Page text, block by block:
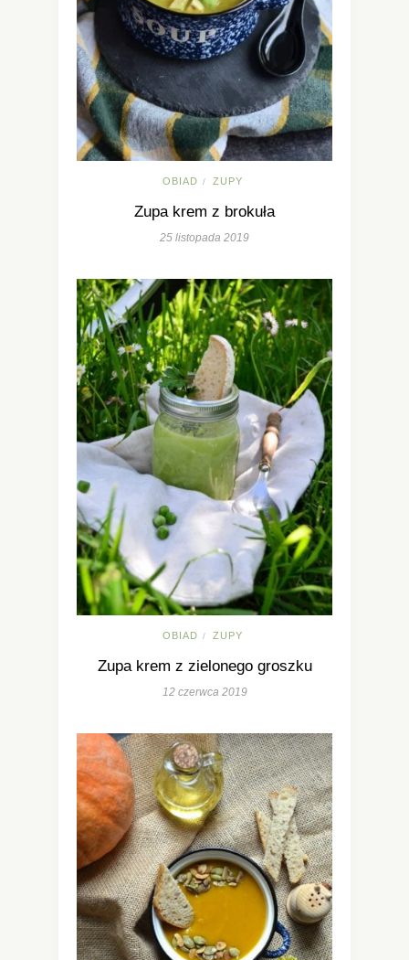
OBIAD / ZUPY
Zupa krem z brokuła
25 listopada 2019
OBIAD / ZUPY
Zupa krem z zielonego groszku
12 czerwca 2019